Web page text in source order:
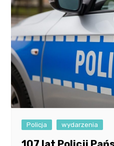
Policja wydarzenia